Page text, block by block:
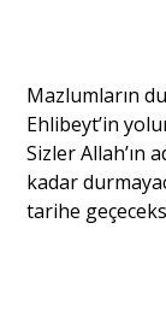
Mazlumların
Ehlibeyt’in
Sizler Allah’ın
kadar
tarihe